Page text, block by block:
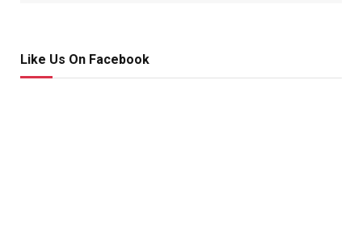
Like Us On Facebook